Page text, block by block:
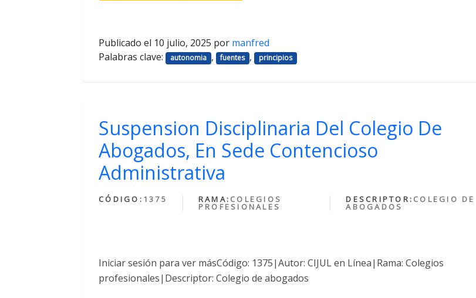
Publicado el 10 julio, 2025 por manfred
Palabras clave:
autonomia , fuentes , principios
Suspension Disciplinaria Del Colegio De
Abogados, En Sede Contencioso
Administrativa
CÓDIGO: 1375 RAMA: COLEGIOS
PROFESIONALES
DESCRIPTOR: COLEGIO DE
ABOGADOS
Iniciar sesión para ver másCódigo: 1375|Autor: CIJUL en Línea|Rama: Colegios
profesionales|Descriptor: Colegio de abogados